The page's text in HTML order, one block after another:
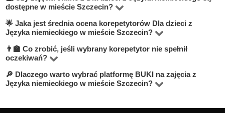
opinii oraz możliwość bezpłatnej lekcji próbnej —
korepetytorem".
godzinę — w zależności od doświadczenia nauczyciela,
formatu lekcji i poziomu trudności materiału.
dostępne w mieście Szczecin?
Tak, na BUKI możesz znaleźć korepetytorów
prowadzących lekcje online przez Zoom lub Google
Meet. Zajęcia online są często bardziej elastyczne,
🌟 Jaka jest średnia ocena korepetytorów Dla dzieci z
Języka niemieckiego w mieście Szczecin?
Średnia ocena nauczycieli w tej kategorie wynosi 4.8 na
5, na podstawie prawdziwych opinii uczniów. Każdy
korepetytor ma profil z oceną i komentarzami.
👨‍🏫 Co zrobić, jeśli wybrany korepetytor nie spełnił
oczekiwań?
BUKI to platforma z pomocą techniczną. Jeśli pierwsza
lekcja nie spełni Twoich oczekiwań, zostaw nowe
🔎 Dlaczego warto wybrać platformę BUKI na zajęcia z
Języka niemieckiego w mieście Szczecin?